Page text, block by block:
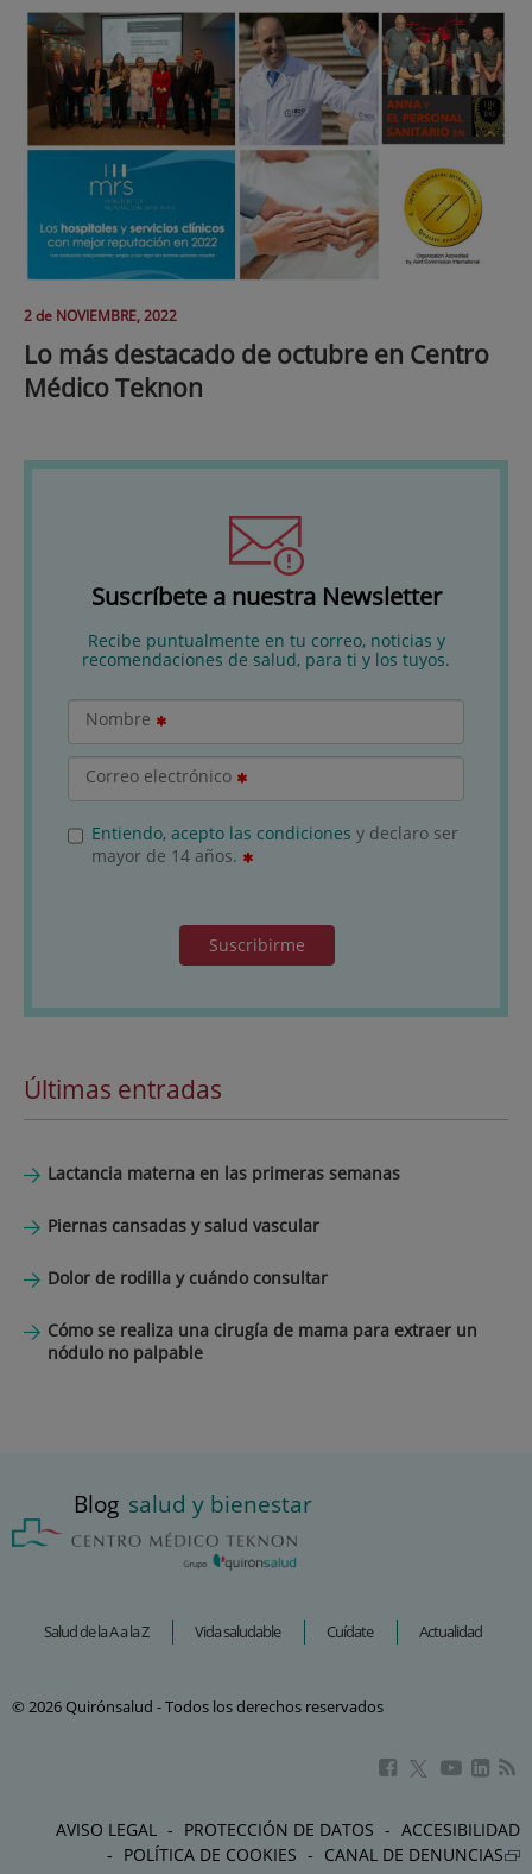
2 de NOVIEMBRE, 2022
Lo más destacado de octubre en Centro
Médico Teknon
Suscríbete a nuestra Newsletter
Recibe puntualmente en tu correo, noticias y
recomendaciones de salud, para ti y los tuyos.
Nombre
Correo electrónico
Entiendo, acepto las condiciones y declaro ser
mayor de 14 años.
Suscribirme
Últimas entradas
Lactancia materna en las primeras semanas
Piernas cansadas y salud vascular
Dolor de rodilla y cuándo consultar
Cómo se realiza una cirugía de mama para extraer un
nódulo no palpable
Blog salud y bienestar
Salud de la A a la Z Vida saludable Cuídate Actualidad
© 2026 Quirónsalud - Todos los derechos reservados
Este
abrirá
en
Este
se
abrirá
Este
abrirá
en
Este
en
AVISO LEGAL PROTECCIÓN DE DATOS
ACCESIBILIDAD
POLÍTICA DE COOKIES
CANAL DE DENUNCIAS